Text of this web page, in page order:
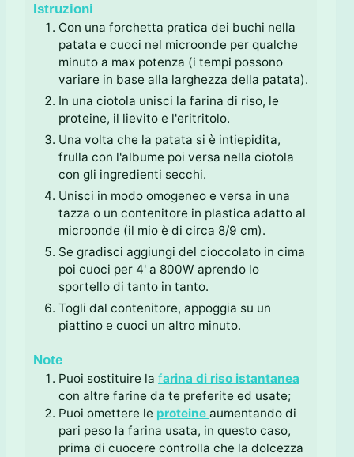
Istruzioni
Con una forchetta pratica dei buchi nella
patata e cuoci nel microonde per qualche
minuto a max potenza (i tempi possono
variare in base alla larghezza della patata).
In una ciotola unisci la farina di riso, le
proteine, il lievito e l'eritritolo.
Una volta che la patata si è intiepidita,
frulla con l'albume poi versa nella ciotola
con gli ingredienti secchi.
Unisci in modo omogeneo e versa in una
tazza o un contenitore in plastica adatto al
microonde (il mio è di circa 8/9 cm).
Se gradisci aggiungi del cioccolato in cima
poi cuoci per 4' a 800W aprendo lo
sportello di tanto in tanto.
Togli dal contenitore, appoggia su un
piattino e cuoci un altro minuto.
Note
Puoi sostituire la farina di riso istantanea
con altre farine da te preferite ed usate;
Puoi omettere le proteine aumentando di
pari peso la farina usata, in questo caso,
prima di cuocere controlla che la dolcezza